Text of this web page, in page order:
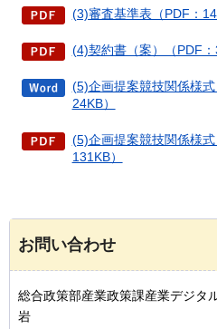
(3)審査基準表（PDF：
(4)契約書（案）（PDF：
(5)企画提案競技関係様
24KB）
(5)企画提案競技関係様
131KB）
お問い合わせ
総合政策部産業政策課産業デジタ
岩